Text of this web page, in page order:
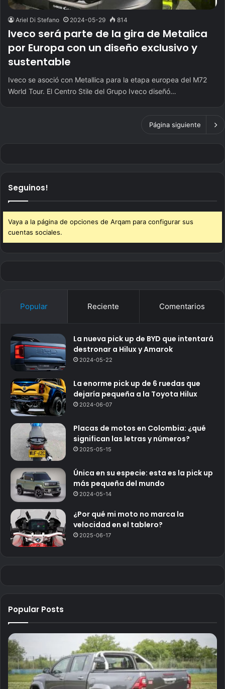
Ariel Di Stefano 2024-05-29 814
Iveco será parte de la gira de Metalica
por Europa con un diseño exclusivo y
sustentable
Iveco se asoció con Metallica para la etapa europea del M72
World Tour. El Centro Stile del Grupo Iveco diseñó…
Página siguiente
Seguinos!
Vaya a la página de opciones de Arqam para configurar sus
cuentas sociales.
Popular Reciente Comentarios
La nueva pick up de BYD que intentará
destronar a Hilux y Amarok
2024-05-22
La enorme pick up de 6 ruedas que
dejaría pequeña a la Toyota Hilux
2024-06-07
Placas de motos en Colombia: ¿qué
significan las letras y números?
2025-05-15
Única en su especie: esta es la pick up
más pequeña del mundo
2024-05-14
¿Por qué mi moto no marca la
velocidad en el tablero?
2025-06-17
Popular Posts